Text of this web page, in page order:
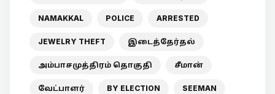
NAMAKKAL POLICE ARRESTED
JEWELRY THEFT இடைத்தேர்தல்
அம்பாசமுத்திரம் தொகுதி சீமான்
வேட்பாளர் BY ELECTION SEEMAN